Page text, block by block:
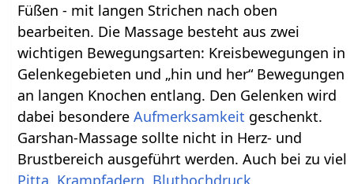
Füßen - mit langen Strichen nach oben
bearbeiten. Die Massage besteht aus zwei
wichtigen Bewegungsarten: Kreisbewegungen in
Gelenkegebieten und „hin und her“ Bewegungen
an langen Knochen entlang. Den Gelenken wird
dabei besondereAufmerksamkeit geschenkt.
Garshan-Massage sollte nicht in Herz- und
Brustbereich ausgeführt werden. Auch bei zu viel